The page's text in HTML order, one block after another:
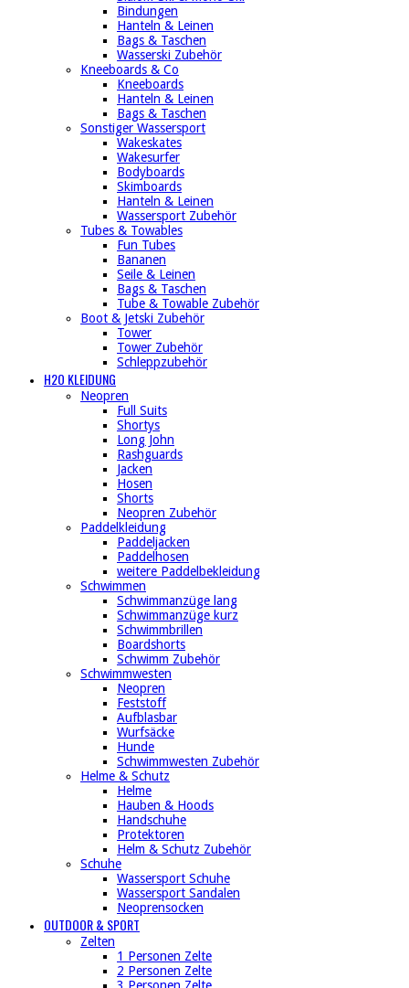
Bindungen
Hanteln & Leinen
Bags & Taschen
Wasserski Zubehör
Kneeboards & Co
Kneeboards
Hanteln & Leinen
Bags & Taschen
Sonstiger Wassersport
Wakeskates
Wakesurfer
Bodyboards
Skimboards
Hanteln & Leinen
Wassersport Zubehör
Tubes & Towables
Fun Tubes
Bananen
Seile & Leinen
Bags & Taschen
Tube & Towable Zubehör
Boot & Jetski Zubehör
Tower
Tower Zubehör
Schleppzubehör
H2O KLEIDUNG
Neopren
Full Suits
Shortys
Long John
Rashguards
Jacken
Hosen
Shorts
Neopren Zubehör
Paddelkleidung
Paddeljacken
Paddelhosen
weitere Paddelbekleidung
Schwimmen
Schwimmanzüge lang
Schwimmanzüge kurz
Schwimmbrillen
Boardshorts
Schwimm Zubehör
Schwimmwesten
Neopren
Feststoff
Aufblasbar
Wurfsäcke
Hunde
Schwimmwesten Zubehör
Helme & Schutz
Helme
Hauben & Hoods
Handschuhe
Protektoren
Helm & Schutz Zubehör
Schuhe
Wassersport Schuhe
Wassersport Sandalen
Neoprensocken
OUTDOOR & SPORT
Zelten
1 Personen Zelte
2 Personen Zelte
3 Personen Zelte